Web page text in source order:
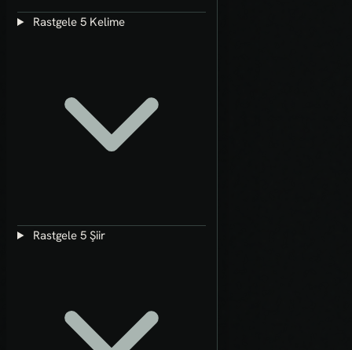
Rastgele 5 Kelime
Rastgele 5 Şiir